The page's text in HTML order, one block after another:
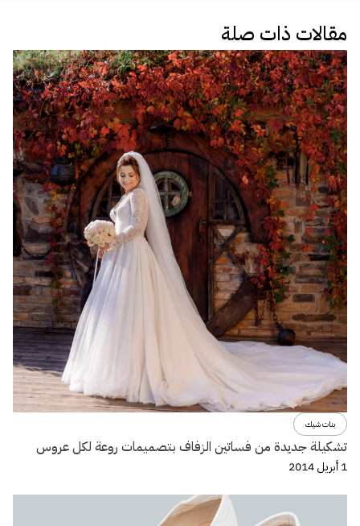
مقالات ذات صلة
بنات شيك
تشكيلة جديدة من فساتين الزفاف بتصميمات روعة لكل عروس
1 أبريل 2014